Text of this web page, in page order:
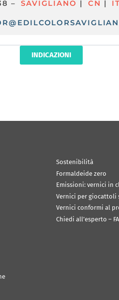
– SAVIGLIANO | CN |
INDICAZIONI
Sostenibilità
Formaldeide zero
Emissioni: vernici in
Vernici per giocattoli
Vernici conformi al
Chiedi all’esperto –